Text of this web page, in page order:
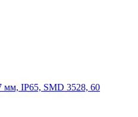
мм, IP65, SMD 3528, 60